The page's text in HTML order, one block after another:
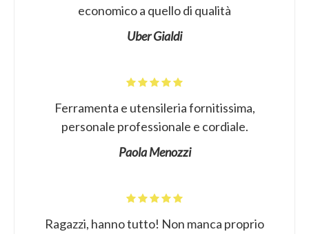
economico a quello di qualità
Uber Gialdi
Ferramenta e utensileria fornitissima,
personale professionale e cordiale.
Paola Menozzi
Ragazzi, hanno tutto! Non manca proprio